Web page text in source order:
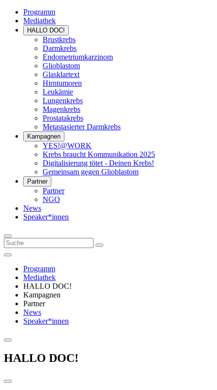
Programm
Mediathek
HALLO DOC!
Brustkrebs
Darmkrebs
Endometriumkarzinom
Glioblastom
Glasklartext
Hirntumoren
Leukämie
Lungenkrebs
Magenkrebs
Prostatakrebs
Metastasierter Darmkrebs
Kampagnen
YES!@WORK
Krebs braucht Kommunikation 2025
Digitalisierung tötet - Deinen Krebs!
Gemeinsam gegen Glioblastom
Partner
Partner
NGO
News
Speaker*innen
Programm
Mediathek
HALLO DOC!
Kampagnen
Partner
News
Speaker*innen
HALLO DOC!